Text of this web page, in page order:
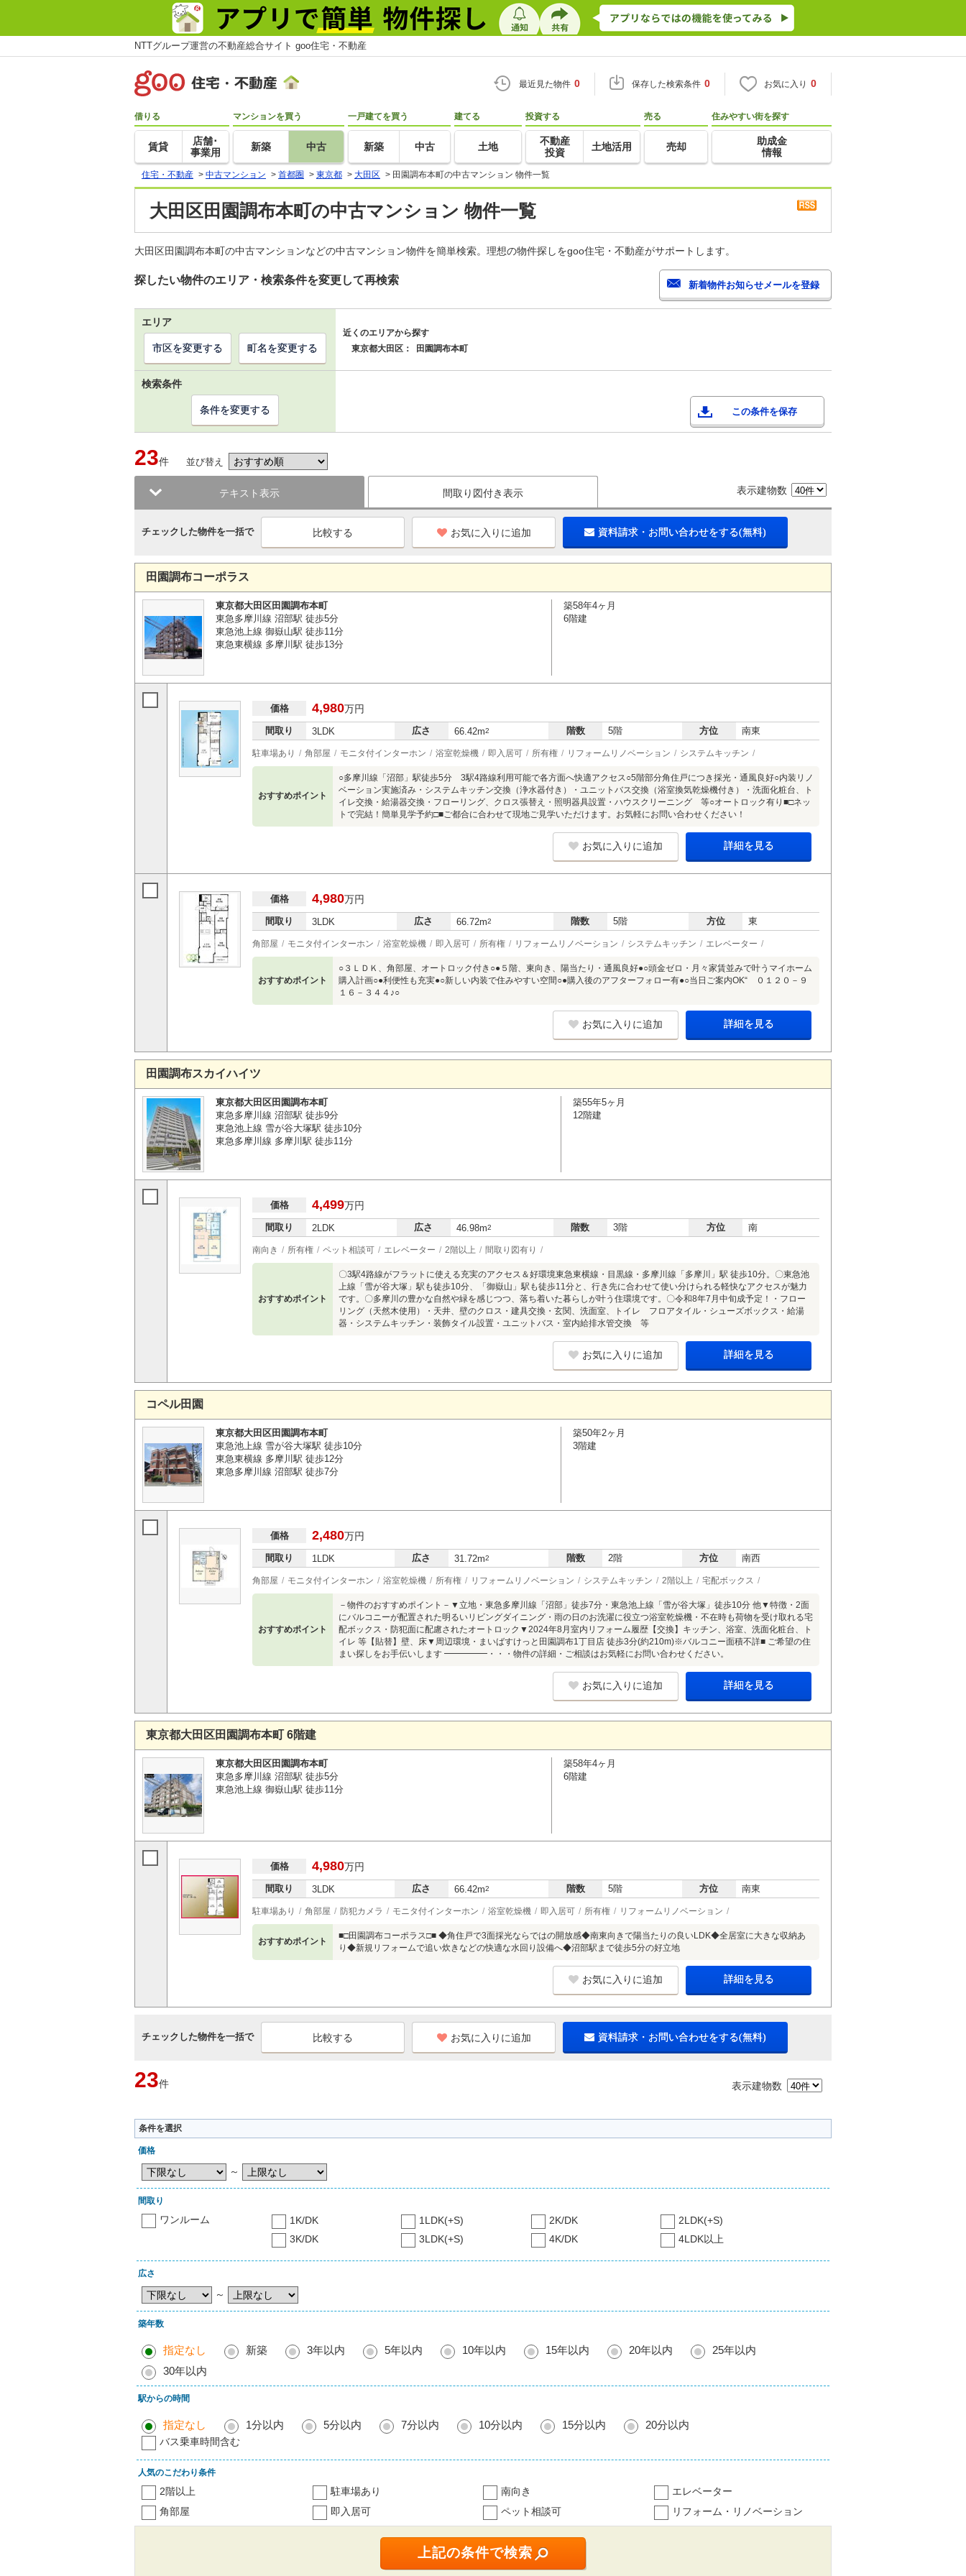
NTTグループ運営の不動産総合サイト goo住宅・不動産
最近見た物件 0 保存した検索条件 0 お気に入り 0
借りる
賃貸
店舗･
事業用
マンションを買う
新築 中古
一戸建てを買う
新築 中古
建てる
土地
投資する
不動産
投資
土地活用
売る
売却
住みやすい街を探す
助成金
情報
住宅・不動産 > 中古マンション > 首都圏 > 東京都 > 大田区 > 田園調布本町の中古マンション 物件一覧
大田区田園調布本町の中古マンション 物件一覧
大田区田園調布本町の中古マンションなどの中古マンション物件を簡単検索。理想の物件探しをgoo住宅・不動産がサポートします。
探したい物件のエリア・検索条件を変更して再検索
エリア
近くのエリアから探す
東京都大田区：
田園調布本町
市区を変更する 町名を変更する
検索条件
この条件を保存
条件を変更する
23件 並び替え
テキスト表示 間取り図付き表示 表示建物数
チェックした物件を一括で お気に入りに追加 資料請求・お問い合わせをする(無料)
田園調布コーポラス
東京都大田区田園調布本町
東急多摩川線 沼部駅 徒歩5分
東急池上線 御嶽山駅 徒歩11分
東急東横線 多摩川駅 徒歩13分
築58年4ヶ月
6階建
価格 4,980万円
間取り 3LDK 広さ 66.42m2 階数 5階 方位 南東
駐車場あり 角部屋 モニタ付インターホン 浴室乾燥機 即入居可 所有権 リフォームリノベーション システムキッチン
おすすめポイント
○多摩川線「沼部」駅徒歩5分 3駅4路線利用可能で各方面へ快適アクセス○5階部分角住戸につき採光・通風良好○内装リノ
ベーション実施済み・システムキッチン交換（浄水器付き）・ユニットバス交換（浴室換気乾燥機付き）・洗面化粧台、ト
イレ交換・給湯器交換・フローリング、クロス張替え・照明器具設置・ハウスクリーニング 等○オートロック有り■□ネッ
トで完結！簡単見学予約□■ご都合に合わせて現地ご見学いただけます。お気軽にお問い合わせください！
お気に入りに追加 詳細を見る
価格 4,980万円
間取り 3LDK 広さ 66.72m2 階数 5階 方位 東
角部屋 モニタ付インターホン 浴室乾燥機 即入居可 所有権 リフォームリノベーション システムキッチン エレベーター
おすすめポイント
○３ＬＤＫ、角部屋、オートロック付き○●５階、東向き、陽当たり・通風良好●○頭金ゼロ・月々家賃並みで叶うマイホーム
購入計画○●利便性も充実●○新しい内装で住みやすい空間○●購入後のアフターフォロー有●○当日ご案内OK“ ０１２０－９
１６－３４４♪○
お気に入りに追加 詳細を見る
田園調布スカイハイツ
東京都大田区田園調布本町
東急多摩川線 沼部駅 徒歩9分
東急池上線 雪が谷大塚駅 徒歩10分
東急多摩川線 多摩川駅 徒歩11分
築55年5ヶ月
12階建
価格 4,499万円
間取り 2LDK 広さ 46.98m2 階数 3階 方位 南
南向き 所有権 ペット相談可 エレベーター 2階以上 間取り図有り
おすすめポイント
〇3駅4路線がフラットに使える充実のアクセス＆好環境東急東横線・目黒線・多摩川線「多摩川」駅 徒歩10分。〇東急池
上線「雪が谷大塚」駅も徒歩10分、「御嶽山」駅も徒歩11分と、行き先に合わせて使い分けられる軽快なアクセスが魅力
です。〇多摩川の豊かな自然や緑を感じつつ、落ち着いた暮らしが叶う住環境です。〇令和8年7月中旬成予定！・フロー
リング（天然木使用）・天井、壁のクロス・建具交換・玄関、洗面室、トイレ フロアタイル・シューズボックス・給湯
器・システムキッチン・装飾タイル設置・ユニットバス・室内給排水管交換 等
お気に入りに追加 詳細を見る
コペル田園
東京都大田区田園調布本町
東急池上線 雪が谷大塚駅 徒歩10分
東急東横線 多摩川駅 徒歩12分
東急多摩川線 沼部駅 徒歩7分
築50年2ヶ月
3階建
価格 2,480万円
間取り 1LDK 広さ 31.72m2 階数 2階 方位 南西
角部屋 モニタ付インターホン 浴室乾燥機 所有権 リフォームリノベーション システムキッチン 2階以上 宅配ボックス
おすすめポイント
－物件のおすすめポイント－▼立地・東急多摩川線「沼部」徒歩7分・東急池上線「雪が谷大塚」徒歩10分 他▼特徴・2面
にバルコニーが配置された明るいリビングダイニング・雨の日のお洗濯に役立つ浴室乾燥機・不在時も荷物を受け取れる宅
配ボックス・防犯面に配慮されたオートロック▼2024年8月室内リフォーム履歴【交換】キッチン、浴室、洗面化粧台、ト
イレ 等【貼替】壁、床▼周辺環境・まいばすけっと田園調布1丁目店 徒歩3分(約210m)※バルコニー面積不詳■ ご希望の住
まい探しをお手伝いします ━━━━━・・・物件の詳細・ご相談はお気軽にお問い合わせください。
お気に入りに追加 詳細を見る
東京都大田区田園調布本町 6階建
東京都大田区田園調布本町
東急多摩川線 沼部駅 徒歩5分
東急池上線 御嶽山駅 徒歩11分
築58年4ヶ月
6階建
価格 4,980万円
間取り 3LDK 広さ 66.42m2 階数 5階 方位 南東
駐車場あり 角部屋 防犯カメラ モニタ付インターホン 浴室乾燥機 即入居可 所有権 リフォームリノベーション
おすすめポイント
■□田園調布コーポラス□■ ◆角住戸で3面採光ならではの開放感◆南東向きで陽当たりの良いLDK◆全居室に大きな収納あ
り◆新規リフォームで追い炊きなどの快適な水回り設備へ◆沼部駅まで徒歩5分の好立地
お気に入りに追加 詳細を見る
チェックした物件を一括で お気に入りに追加 資料請求・お問い合わせをする(無料)
23件 表示建物数
条件を選択
価格
～
間取り
ワンルーム 1K/DK 1LDK(+S) 2K/DK
2LDK(+S)
3K/DK
3LDK(+S) 4K/DK 4LDK以上
広さ
～
築年数
指定なし 新築 3年以内 5年以内 10年以内 15年以内 20年以内
25年以内
30年以内
駅からの時間
指定なし 1分以内 5分以内 7分以内 10分以内 15分以内 20分以内
バス乗車時間含む
人気のこだわり条件
2階以上 駐車場あり 南向き
エレベーター
角部屋
即入居可 ペット相談可 リフォーム・リノベーション